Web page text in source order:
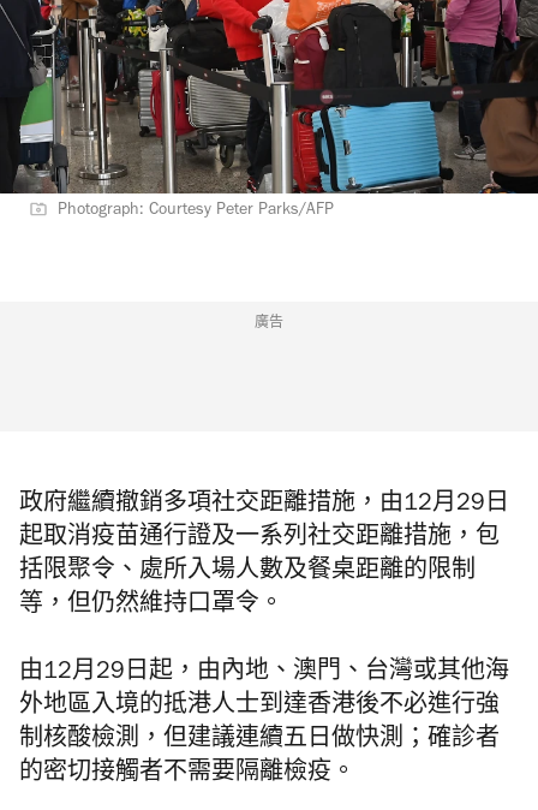
Photograph: Courtesy Peter Parks/AFP
廣告
政府繼續撤銷多項社交距離措施，由12月29日
起取消疫苗通行證及一系列社交距離措施，包
括限聚令、處所入場人數及餐桌距離的限制
等，但仍然維持口罩令。
由12月29日起，由內地、澳門、台灣或其他海
外地區入境的抵港人士到達香港後不必進行強
制核酸檢測，但建議連續五日做快測；確診者
的密切接觸者不需要隔離檢疫。